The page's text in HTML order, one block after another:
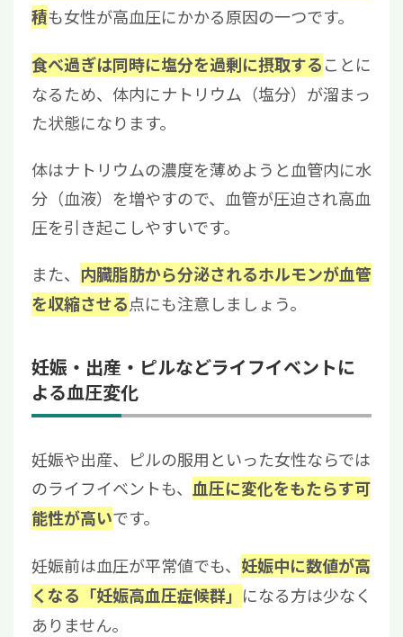
積も女性が高血圧にかかる原因の一つです。
食べ過ぎは同時に塩分を過剰に摂取することに
なるため、体内にナトリウム（塩分）が溜まっ
た状態になります。
体はナトリウムの濃度を薄めようと血管内に水
分（血液）を増やすので、血管が圧迫され高血
圧を引き起こしやすいです。
また、 内臓脂肪から分泌されるホルモンが血管
を収縮させる点にも注意しましょう。
妊娠・出産・ピルなどライフイベントに
よる血圧変化
妊娠や出産、ピルの服用といった女性ならでは
のライフイベントも、 血圧に変化をもたらす可
能性が高いです。
妊娠前は血圧が平常値でも、 妊娠中に数値が高
くなる「妊娠高血圧症候群」 になる方は少なく
ありません。